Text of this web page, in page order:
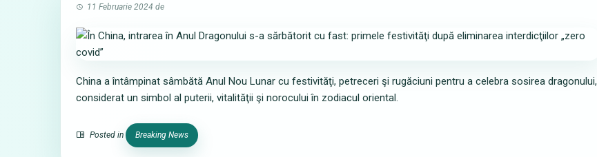
11 Februarie 2024 de
China a întâmpinat sâmbătă Anul Nou Lunar cu festivităţi, petreceri şi rugăciuni pentru a celebra sosirea dragonului,
considerat un simbol al puterii, vitalităţii şi norocului în zodiacul oriental.
Posted in Breaking News